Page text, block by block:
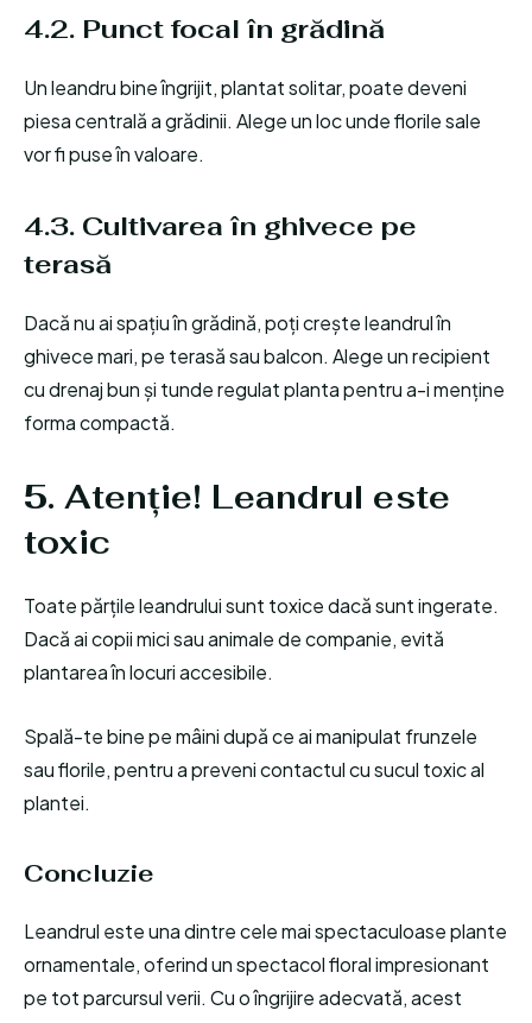
4.2. Punct focal în grădină
Un leandru bine îngrijit, plantat solitar, poate deveni
piesa centrală a grădinii. Alege un loc unde florile sale
vor fi puse în valoare.
4.3. Cultivarea în ghivece pe
terasă
Dacă nu ai spațiu în grădină, poți crește leandrul în
ghivece mari, pe terasă sau balcon. Alege un recipient
cu drenaj bun și tunde regulat planta pentru a-i menține
forma compactă.
5. Atenție! Leandrul este
toxic
Toate părțile leandrului sunt toxice dacă sunt ingerate.
Dacă ai copii mici sau animale de companie, evită
plantarea în locuri accesibile.
Spală-te bine pe mâini după ce ai manipulat frunzele
sau florile, pentru a preveni contactul cu sucul toxic al
plantei.
Concluzie
Leandrul este una dintre cele mai spectaculoase plante
ornamentale, oferind un spectacol floral impresionant
pe tot parcursul verii. Cu o îngrijire adecvată, acest